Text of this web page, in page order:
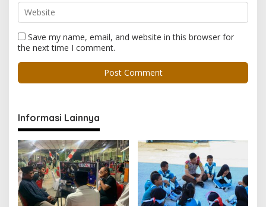
Save my name, email, and website in this browser for
the next time I comment.
Informasi Lainnya